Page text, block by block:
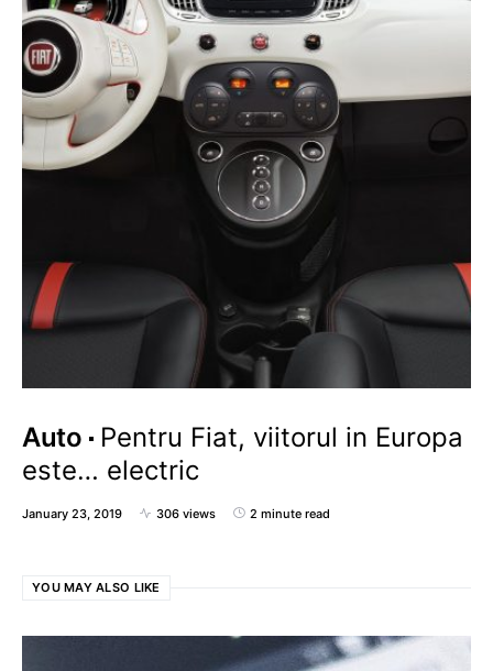
Auto
Pentru Fiat, viitorul in Europa
este… electric
January 23, 2019 306 views 2 minute read
YOU MAY ALSO LIKE